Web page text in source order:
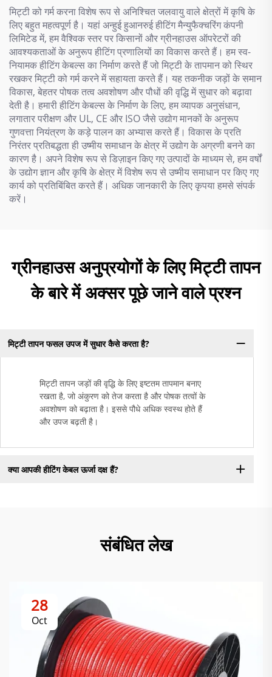
मिट्टी को गर्म करना विशेष रूप से अनिश्चित जलवायु वाले क्षेत्रों में कृषि के
लिए बहुत महत्वपूर्ण है। यहां अन्हुई हुआनरुई हीटिंग मैन्युफैक्चरिंग कंपनी
लिमिटेड में, हम वैश्विक स्तर पर किसानों और ग्रीनहाउस ऑपरेटरों की
आवश्यकताओं के अनुरूप हीटिंग प्रणालियों का विकास करते हैं। हम स्व-
नियामक हीटिंग केबल्स का निर्माण करते हैं जो मिट्टी के तापमान को स्थिर
रखकर मिट्टी को गर्म करने में सहायता करते हैं। यह तकनीक जड़ों के समान
विकास, बेहतर पोषक तत्व अवशोषण और पौधों की वृद्धि में सुधार को बढ़ावा
देती है। हमारी हीटिंग केबल्स के निर्माण के लिए, हम व्यापक अनुसंधान,
लगातार परीक्षण और UL, CE और ISO जैसे उद्योग मानकों के अनुरूप
गुणवत्ता नियंत्रण के कड़े पालन का अभ्यास करते हैं। विकास के प्रति
निरंतर प्रतिबद्धता ही उष्मीय समाधान के क्षेत्र में उद्योग के अग्रणी बनने का
कारण है। अपने विशेष रूप से डिज़ाइन किए गए उत्पादों के माध्यम से, हम वर्षों
के उद्योग ज्ञान और कृषि के क्षेत्र में विशेष रूप से उष्मीय समाधान पर किए गए
कार्य को प्रतिबिंबित करते हैं। अधिक जानकारी के लिए कृपया हमसे संपर्क
करें।
ग्रीनहाउस अनुप्रयोगों के लिए मिट्टी तापन
के बारे में अक्सर पूछे जाने वाले प्रश्न
मिट्टी तापन फसल उपज में सुधार कैसे करता है?
मिट्टी तापन जड़ों की वृद्धि के लिए इष्टतम तापमान बनाए
रखता है, जो अंकुरण को तेज करता है और पोषक तत्वों के
अवशोषण को बढ़ाता है। इससे पौधे अधिक स्वस्थ होते हैं
और उपज बढ़ती है।
क्या आपकी हीटिंग केबल ऊर्जा दक्ष हैं?
संबंधित लेख
28
Oct